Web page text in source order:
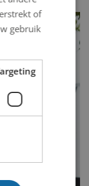
of
gebruik